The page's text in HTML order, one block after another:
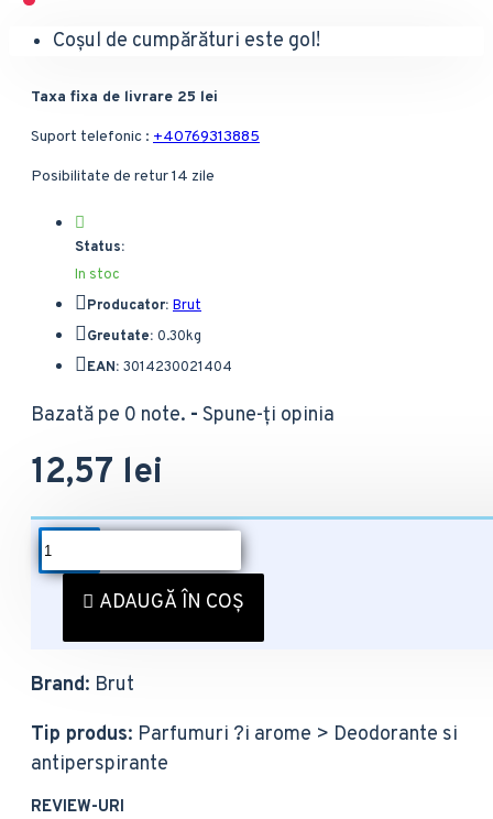
Coșul de cumpărături este gol!
Taxa fixa de livrare 25 lei
Suport telefonic : +40769313885
Posibilitate de retur 14 zile
Status:
In stoc
Producator: Brut
Greutate: 0.30kg
EAN: 3014230021404
Bazată pe 0 note. - Spune-ţi opinia
12,57 lei
ADAUGĂ ÎN COȘ
DESCRIERE
Deodorant Brut Men Original 200 ml
EAN: 3014230021404
Brand: Brut
Tip produs: Parfumuri ?i arome > Deodorante si
antiperspirante
REVIEW-URI